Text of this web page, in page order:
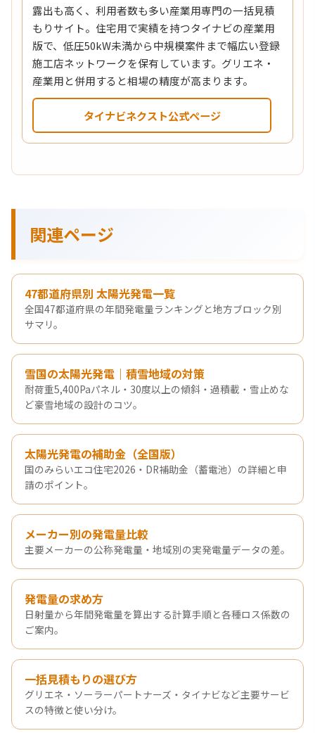
露出も高く、利用者数も多い産業用専門の一括見積
もりサイト。住宅用で実績を持つタイナビの産業用
版で、低圧50kW未満から中規模案件まで幅広い登録
施工店ネットワークを保有しています。グリエネ・
産業用と併用すると相場の精度が高まります。
タイナビネクスト公式ページ
関連ページ
47都道府県別 太陽光発電一覧
全国47都道府県の年間発電量ランキングと地方ブロック別
サマリ。
雪国の太陽光発電｜積雪地域の対策
耐荷重5,400Paパネル・30度以上の傾斜・過積載・雪止めな
ど豪雪地域の設計のコツ。
太陽光発電の補助金（全国版）
国のみらいエコ住宅2026・DR補助金（蓄電池）の詳細と申
請のポイント。
メーカー別の発電量比較
主要メーカーの公称発電量・地域別の実発電量データの差。
発電量の求め方
日射量から年間発電量を算出する計算手順と各種ロス係数の
ご案内。
一括見積もりの選び方
グリエネ・ソーラーパートナーズ・タイナビなど主要サービ
スの特徴と使い分け。